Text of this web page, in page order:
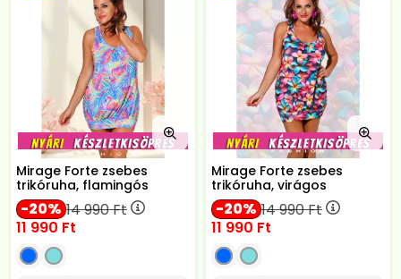
Mirage Forte zsebes
trikóruha, flamingós
20 14 990Ft
11 990 Ft
Mirage Forte zsebes
trikóruha, virágos
20 14 990Ft
11 990 Ft